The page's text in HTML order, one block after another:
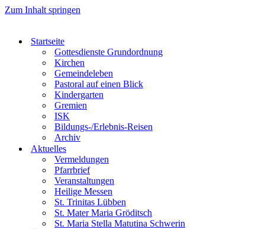
Zum Inhalt springen
Startseite
Gottesdienste Grundordnung
Kirchen
Gemeindeleben
Pastoral auf einen Blick
Kindergarten
Gremien
ISK
Bildungs-/Erlebnis-Reisen
Archiv
Aktuelles
Vermeldungen
Pfarrbrief
Veranstaltungen
Heilige Messen
St. Trinitas Lübben
St. Mater Maria Gröditsch
St. Maria Stella Matutina Schwerin